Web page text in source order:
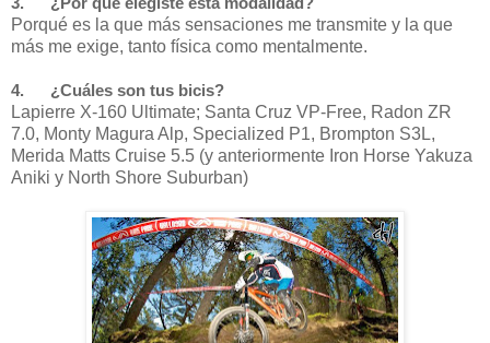
Porqué es la que más sensaciones me transmite y la que
más me exige, tanto física como mentalmente.
4. ¿Cuáles son tus bicis?
Lapierre X-160 Ultimate; Santa Cruz VP-Free, Radon ZR
7.0, Monty Magura Alp, Specialized P1, Brompton S3L,
Merida Matts Cruise 5.5 (y anteriormente Iron Horse Yakuza
Aniki y North Shore Suburban)